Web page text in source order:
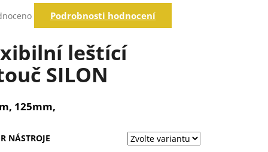
Podrobnosti hodnocení
leštící
SILON
125mm,
NÁSTROJE